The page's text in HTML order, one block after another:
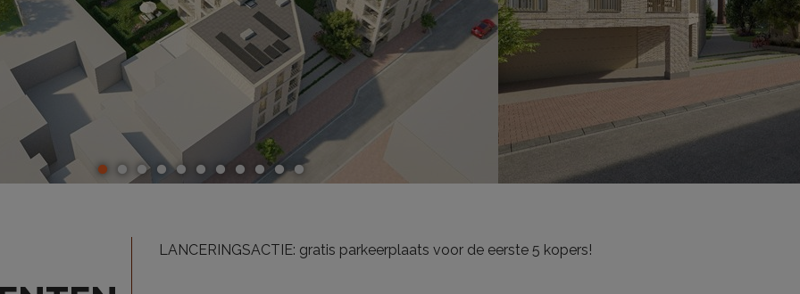
LANCERINGSACTIE: gratis parkeerplaats voor de eerste 5 kopers!